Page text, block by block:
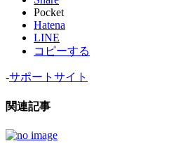
Pocket
Hatena
LINE
コピーする
-サポートサイト
関連記事